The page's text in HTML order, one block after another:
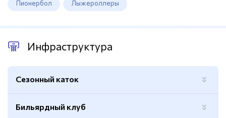
Пионербол Лыжероллеры
Инфраструктура
Сезонный каток
Бильярдный клуб